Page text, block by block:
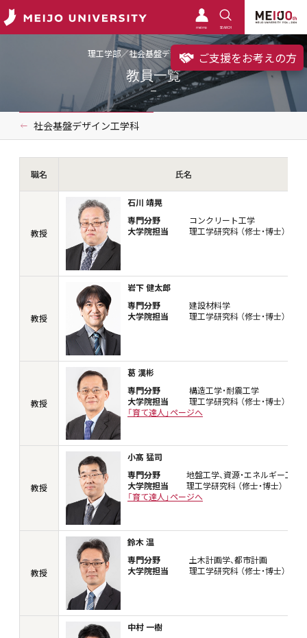
meimo SEARCH
ご支援をお考えの方
理工学部／社会基盤デザイン工学科
教員一覧
社会基盤デザイン工学科
職名 氏名
教授
石川 靖晃
専門分野
コンクリート工学
大学院担当
理工学研究科 （修士・博士）
教授
岩下 健太郎
専門分野
建設材料学
大学院担当
理工学研究科 （修士・博士）
教授
葛 漢彬
専門分野
構造工学・耐震工学
大学院担当
理工学研究科 （修士・博士）
「育て達人」ページへ
教授
小髙 猛司
専門分野
地盤工学、資源・エネルギー工学
大学院担当
理工学研究科 （修士・博士）
「育て達人」ページへ
教授
鈴木 温
専門分野
土木計画学、都市計画
大学院担当
理工学研究科 （修士・博士）
中村 一樹